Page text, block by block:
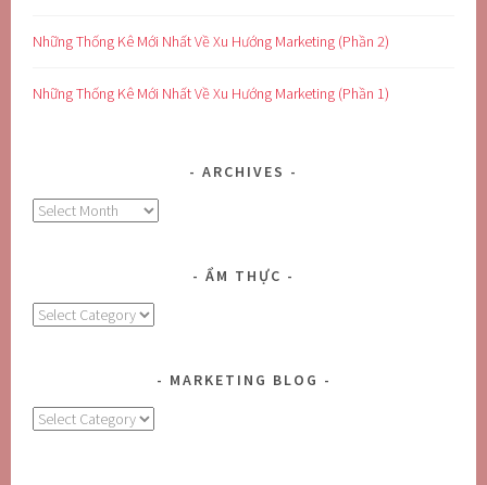
Những Thống Kê Mới Nhất Về Xu Hướng Marketing (Phần 2)
Những Thống Kê Mới Nhất Về Xu Hướng Marketing (Phần 1)
ARCHIVES
Archives
ẨM THỰC
Ẩm
MARKETING BLOG
MARKETING